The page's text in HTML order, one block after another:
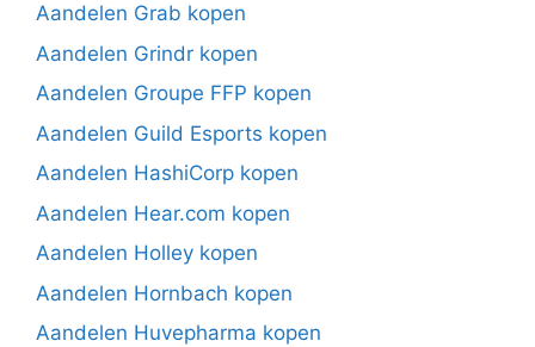
Aandelen Grab kopen
Aandelen Grindr kopen
Aandelen Groupe FFP kopen
Aandelen Guild Esports kopen
Aandelen HashiCorp kopen
Aandelen Hear.com kopen
Aandelen Holley kopen
Aandelen Hornbach kopen
Aandelen Huvepharma kopen